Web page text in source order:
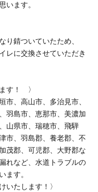
います。
り錆ついていたため、
レに交換させていただき
す！ 〉
市、高山市、多治見市、
羽島市、恵那市、美濃加
山県市、瑞穂市、飛騨
市、羽島郡、養老郡、不
茂郡、可児郡、大野郡な
れなど、水道トラブルの
ます。
いたします！〉